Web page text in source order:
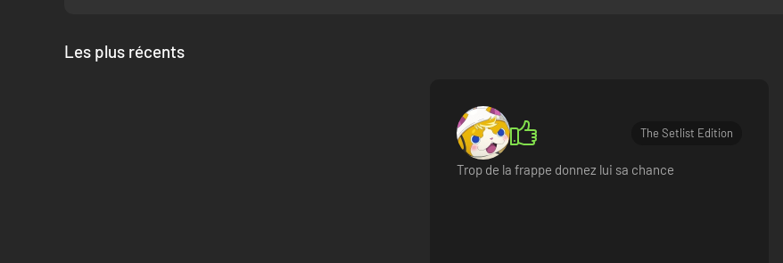
Les plus récents
The Setlist Edition
Trop de la frappe donnez lui sa chance